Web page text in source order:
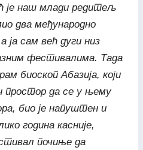
је наш млади редитељ
два међународно
ја сам већ дуги низ
фестивалима. Тада
биоскоп Абазија, који
простор да се у њему
био је напуштен и
година касније,
почиње да